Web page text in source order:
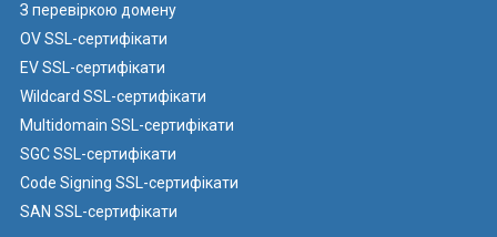
З перевіркою домену
OV SSL-сертифікати
EV SSL-сертифікати
Wildcard SSL-сертифікати
Multidomain SSL-сертифікати
SGC SSL-сертифікати
Code Signing SSL-сертифікати
SAN SSL-сертифікати